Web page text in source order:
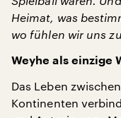
Heimat, was
wo fühlen wir uns
Weyhe als einzige
Das Leben
Kontinenten